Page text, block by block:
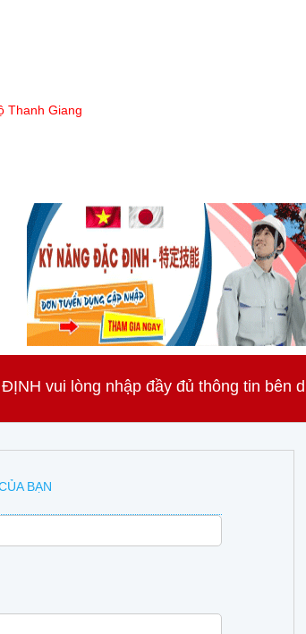
Thanh Giang
vui lòng nhập đầy đủ thông tin bên
BẠN